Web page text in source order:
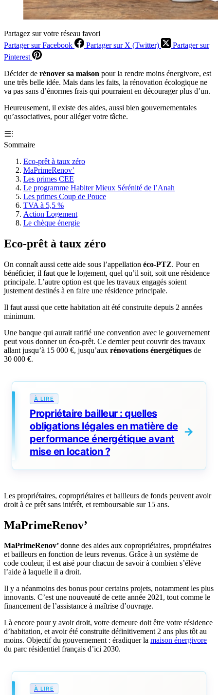
Partagez sur votre réseau favori
Partager sur Facebook
Partager sur X (Twitter)
Partager sur
Pinterest
Décider de rénover sa maison pour la rendre moins énergivore, est
une très belle idée. Mais dans les faits, la rénovation écologique ne
va pas sans d’énormes frais qui pourraient en décourager plus d’un.
Heureusement, il existe des aides, aussi bien gouvernementales
qu’associatives, pour alléger votre tâche.
Sommaire
Eco-prêt à taux zéro
MaPrimeRenov’
Les primes CEE
Le programme Habiter Mieux Sérénité de l’Anah
Les primes Coup de Pouce
TVA à 5,5 %
Action Logement
Le chèque énergie
Eco-prêt à taux zéro
On connaît aussi cette aide sous l’appellation éco-PTZ. Pour en
bénéficier, il faut que le logement, quel qu’il soit, soit une résidence
principale. L’autre option est que les travaux engagés soient
justement destinés à en faire une résidence principale.
Il faut aussi que cette habitation ait été construite depuis 2 années
minimum.
Une banque qui aurait ratifié une convention avec le gouvernement
peut vous donner un éco-prêt. Ce dernier peut couvrir des travaux
allant jusqu’à 15 000 €, jusqu’aux rénovations énergétiques de
30 000 €.
Propriétaire bailleur : quelles
obligations légales en matière de
performance énergétique avant
mise en location ?
Les propriétaires, copropriétaires et bailleurs de fonds peuvent avoir
droit à ce prêt sans intérêt, et remboursable sur 15 ans.
MaPrimeRenov’
MaPrimeRenov’donne des aides aux copropriétaires, propriétaires
et bailleurs en fonction de leurs revenus. Grâce à un système de
code couleur, il est aisé pour chacun de savoir à combien s’élève
l’aide à laquelle il a droit.
Il y a néanmoins des bonus pour certains projets, notamment les plus
innovants. C’est une nouveauté de cette année 2021, tout comme le
financement de l’assistance à maîtrise d’ouvrage.
Là encore pour y avoir droit, votre demeure doit être votre résidence
d’habitation, et avoir été construite définitivement 2 ans plus tôt au
moins. Objectif du gouvernement : éradiquer la maison énergivore
du parc résidentiel français d’ici 2030.